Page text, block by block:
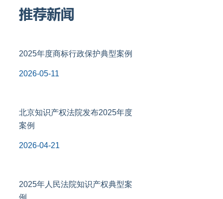
推荐新闻
2025年度商标行政保护典型案例
2026-05-11
北京知识产权法院发布2025年度
案例
2026-04-21
2025年人民法院知识产权典型案
例